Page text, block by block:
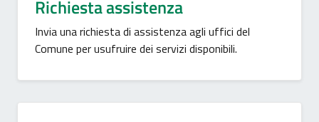
Richiesta assistenza
Invia una richiesta di assistenza agli uffici del
Comune per usufruire dei servizi disponibili.